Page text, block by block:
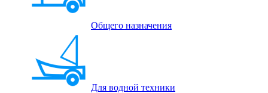
Общего назначения
Для водной техники